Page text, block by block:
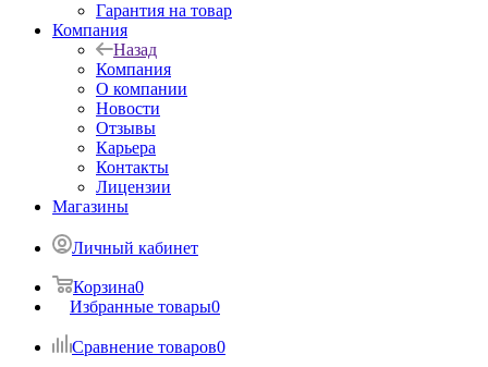
Гарантия на товар
Компания
Назад
Компания
О компании
Новости
Отзывы
Карьера
Контакты
Лицензии
Магазины
Личный кабинет
Корзина0
Избранные товары0
Сравнение товаров0